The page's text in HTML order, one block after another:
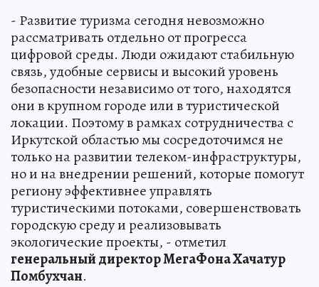
- Развитие туризма сегодня невозможно
рассматривать отдельно от прогресса
цифровой среды. Люди ожидают стабильную
связь, удобные сервисы и высокий уровень
безопасности независимо от того, находятся
они в крупном городе или в туристической
локации. Поэтому в рамках сотрудничества с
Иркутской областью мы сосредоточимся не
только на развитии телеком-инфраструктуры,
но и на внедрении решений, которые помогут
региону эффективнее управлять
туристическими потоками, совершенствовать
городскую среду и реализовывать
экологические проекты, - отметил
генеральный директор МегаФона Хачатур
Помбухчан.